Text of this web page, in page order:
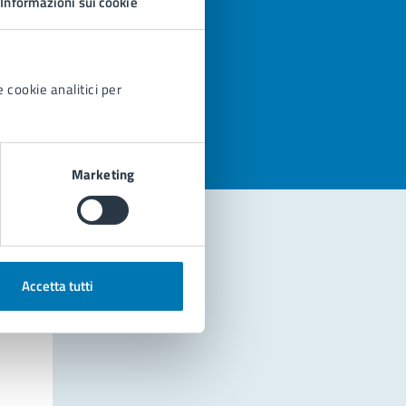
cookie analitici per
Marketing
Accetta tutti